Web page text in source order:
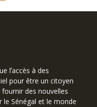
lʼaccès à des
pour être un citoyen
des nouvelles
Sénégal et le monde